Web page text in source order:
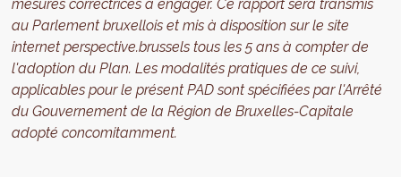
mesures correctrices à engager. Ce rapport sera transmis
au Parlement bruxellois et mis à disposition sur le site
internet perspective.brussels tous les 5 ans à compter de
l'adoption du Plan. Les modalités pratiques de ce suivi,
applicables pour le présent PAD sont spécifiées par l'Arrêté
du Gouvernement de la Région de Bruxelles-Capitale
adopté concomitamment.